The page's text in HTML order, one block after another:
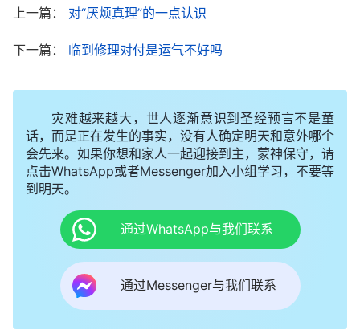
有一点忠心吗？如果尽本分一直应付糊弄死不悔改，
结果必然是被淘汰。”《话・卷三 末世基督座谈纪要・
就是怕得罪人，总是为了维护与人之间的关系，不考
虑神家的利益，甚至不惜损害神家利益来维护自己的
利益，实质就是充当撒但的差役来打岔搅扰神家工
作，对本分没有一点儿忠心，特别的自私卑鄙。想到
我和王冉配搭的这段时间，我明明分辨出她就是显明
出来的假带领，按照真理原则应该揭露检举，可我怕
她记恨我，以后不好相处，为了维护与她之间的关系
就充当老好人，睁一眼闭一眼，任由她在教会里打岔
搅扰，给教会的工作带来了损害，自己也遭到神的厌
弃落在黑暗中痛苦难熬。我这样的表现就是神的话中
上一篇： 对“厌烦真理”的一点认识
下一篇： 临到修理对付是运气不好吗
灾难越来越大，世人逐渐意识到圣经预言不是童
话，而是正在发生的事实，没有人确定明天和意外哪个
会先来。如果你想和家人一起迎接到主，蒙神保守，请
点击WhatsApp或者Messenger加入小组学习，不要等
到明天。
通过WhatsApp与我们联系
通过Messenger与我们联系